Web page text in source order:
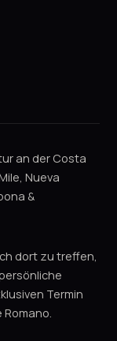
an der Costa
Nueva
&
dort zu treffen,
Termin
Romano.